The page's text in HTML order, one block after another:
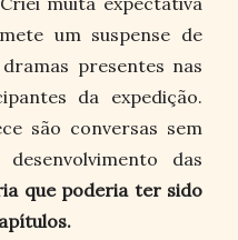
um suspense de
presentes nas
da expedição.
são conversas sem
das
que poderia ter sido